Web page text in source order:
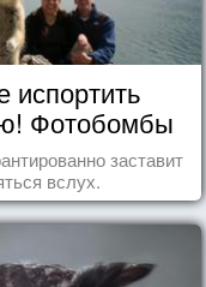
Фотобомбы
заставит
вслух.